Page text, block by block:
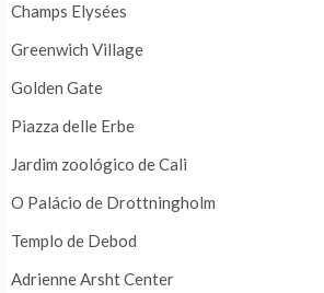
Champs Elysées
Greenwich Village
Golden Gate
Piazza delle Erbe
Jardim zoológico de Cali
O Palácio de Drottningholm
Templo de Debod
Adrienne Arsht Center